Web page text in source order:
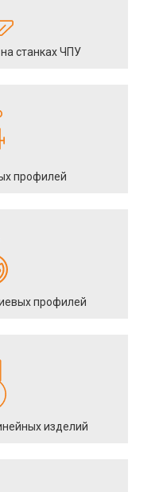
станках ЧПУ
профилей
профилей
изделий